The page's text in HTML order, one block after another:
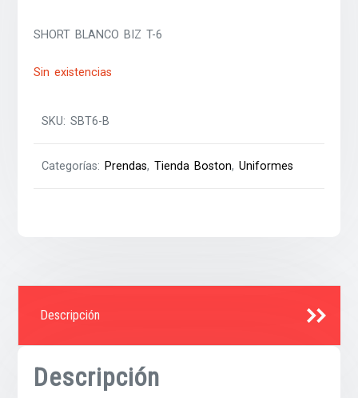
SHORT BLANCO BIZ T-6
Sin existencias
SKU:SBT6-B
Categorías:Prendas,Tienda Boston,Uniformes
Descripción
Descripción